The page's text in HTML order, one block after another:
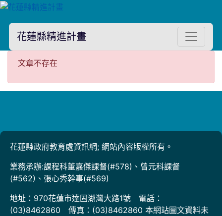
花蓮縣精進計畫
文章不存在
文章不存在
花蓮縣政府教育處資訊網; 網站內容版權所有。
業務承辦:課程科董嘉傑課督(#578)、曾元科課督
(#562)、張心秀幹事(#569)
地址：970花蓮市達固湖灣大路1號 電話：
(03)8462860 傳真：(03)8462860 本網站圖文資料未